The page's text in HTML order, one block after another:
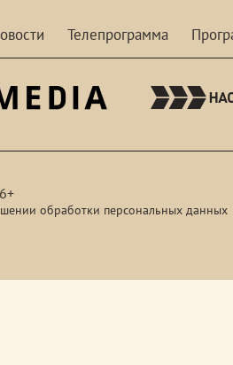
Телепрограмма
обработки персональных данных